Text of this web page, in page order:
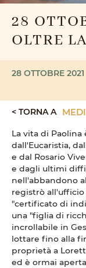
28
OLTRE
28 OTTOBRE 2021
< TORNA A
La vita di
dall'Eucaristia,
e dal Rosario
e dagli ultimi
nell'abbandono
registrò
"certificato di
una "figlia di
incrollabile in
lottare fino alla
proprietà a
ed è ormai